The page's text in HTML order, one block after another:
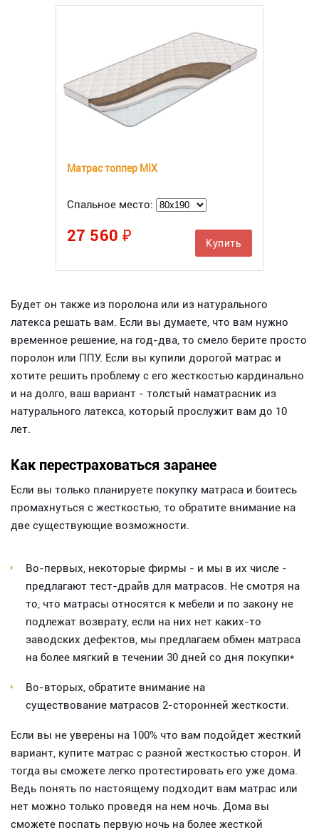
Матрас топпер MIX
Спальное место:
27 560 ₽ Купить
Будет он также из поролона или из натурального
латекса решать вам. Если вы думаете, что вам нужно
временное решение, на год-два, то смело берите просто
поролон или ППУ. Если вы купили дорогой матрас и
хотите решить проблему с его жесткостью кардинально
и на долго, ваш вариант - толстый наматрасник из
натурального латекса, который прослужит вам до 10
лет.
Как перестраховаться заранее
Если вы только планируете покупку матраса и боитесь
промахнуться с жесткостью, то обратите внимание на
две существующие возможности.
Во-первых, некоторые фирмы - и мы в их числе -
предлагают тест-драйв для матрасов. Не смотря на
то, что матрасы относятся к мебели и по закону не
подлежат возврату, если на них нет каких-то
заводских дефектов, мы предлагаем обмен матраса
на более мягкий в течении 30 дней со дня покупки*
Во-вторых, обратите внимание на
существование матрасов 2-сторонней жесткости.
Если вы не уверены на 100% что вам подойдет жесткий
вариант, купите матрас с разной жесткостью сторон. И
тогда вы сможете легко протестировать его уже дома.
Ведь понять по настоящему подходит вам матрас или
нет можно только проведя на нем ночь. Дома вы
сможете поспать первую ночь на более жесткой